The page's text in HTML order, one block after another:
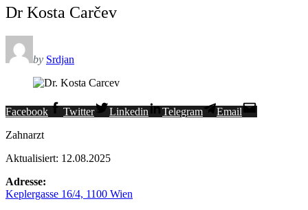
Dr Kosta Carčev
by Srdjan
Facebook Twitter Linkedin Telegram
Email
Zahnarzt
Aktualisiert: 12.08.2025
Adresse:
Keplergasse 16/4, 1100 Wien